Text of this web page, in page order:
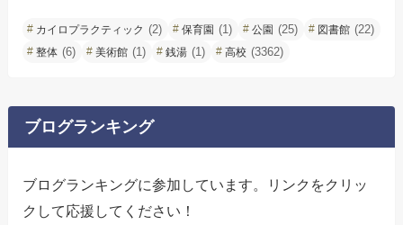
カイロプラクティック (2) 保育園 (1) 公園 (25) 図書館 (22)
整体 (6) 美術館 (1) 銭湯 (1) 高校 (3362)
ブログランキング
ブログランキングに参加しています。リンクをクリッ
クして応援してください！